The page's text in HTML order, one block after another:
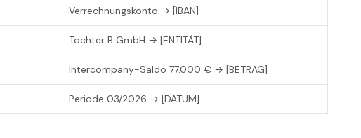
Verrechnungskonto → [IBAN]
Tochter B GmbH → [ENTITÄT]
Intercompany-Saldo 77.000 € → [BETRAG]
Periode 03/2026 → [DATUM]